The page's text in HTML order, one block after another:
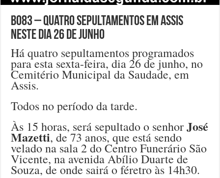
B083 – Quatro sepultamentos em Assis
neste dia 26 de junho
Há quatro sepultamentos programados
para esta sexta-feira, dia 26 de junho, no
Cemitério Municipal da Saudade, em
Assis.
Todos no período da tarde.
Às 15 horas, será sepultado o senhorJosé
Mazetti, de 73 anos, que está sendo
velado na sala 2 do Centro Funerário São
Vicente, na avenida Abílio Duarte de
Souza, de onde sairá o féretro às 14h30.